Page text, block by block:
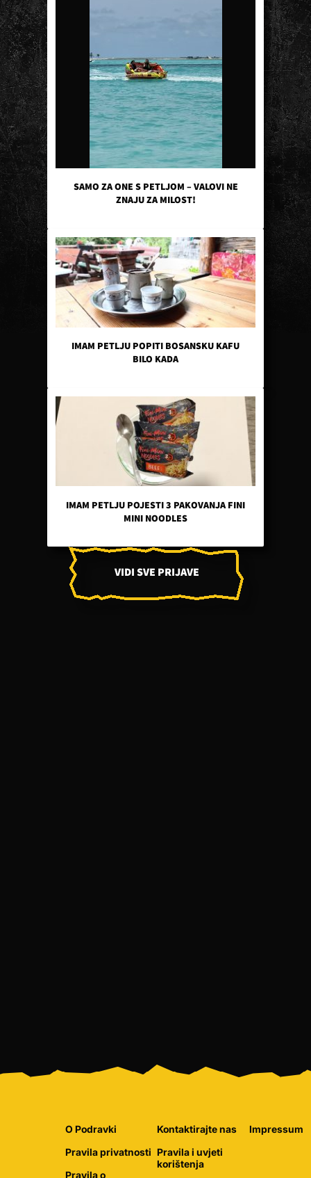
SAMO ZA ONE S PETLJOM – VALOVI NE
ZNAJU ZA MILOST!
IMAM PETLJU POPITI BOSANSKU KAFU
BILO KADA
IMAM PETLJU POJESTI 3 PAKOVANJA FINI
MINI NOODLES
VIDI SVE PRIJAVE
O Podravki
Pravila privatnosti
Pravila o
Kontaktirajte nas
Pravila i uvjeti
korištenja
Impressum